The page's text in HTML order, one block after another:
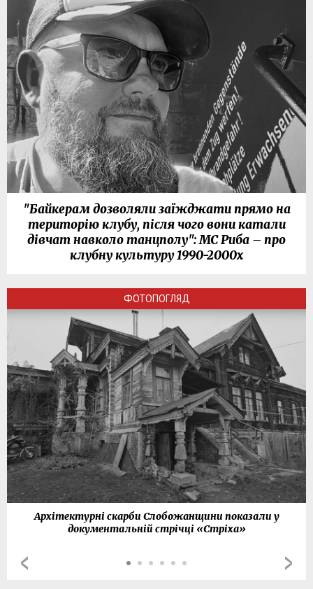
"Байкерам дозволяли заїжджати прямо на
територію клубу, після чого вони катали
дівчат навколо танцполу": МС Риба – про
клубну культуру 1990-2000х
ФОТОПОГЛЯД
Архітектурні скарби Слобожанщини показали у
документальній стрічці «Стріха»